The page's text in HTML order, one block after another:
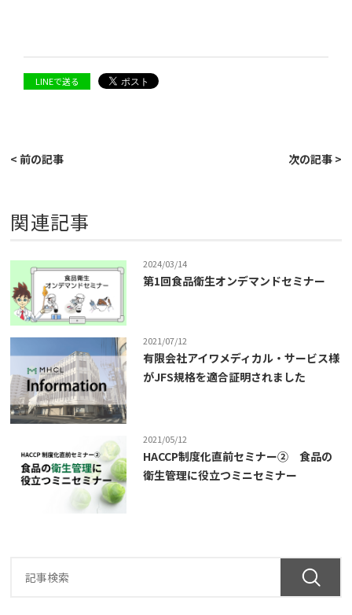
LINEで送る
< 前の記事 次の記事 >
関連記事
2024/03/14
第1回食品衛生オンデマンドセミナー
2021/07/12
有限会社アイワメディカル・サービス様
がJFS規格を適合証明されました
2021/05/12
HACCP制度化直前セミナー② 食品の
衛生管理に役立つミニセミナー